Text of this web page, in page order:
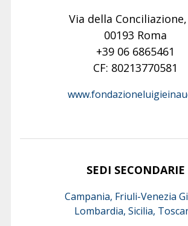
Via della
00193 Roma
+39 06 6865461
CF: 80213770581
SEDI SECONDARIE
Campania, Friuli-Venezia
Lombardia, Sicilia,